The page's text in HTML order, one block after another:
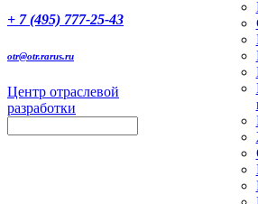
+ 7 (495) 777-25-43
otr@otr.rarus.ru
Центр отраслевой
разработки